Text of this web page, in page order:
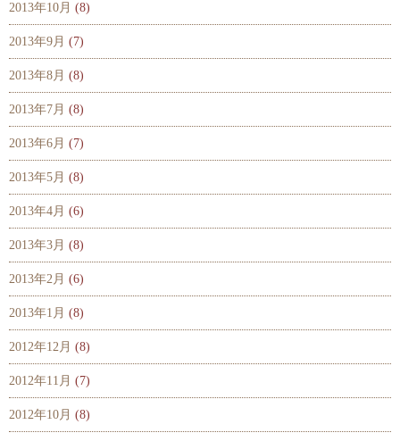
2013年10月 (8)
2013年9月 (7)
2013年8月 (8)
2013年7月 (8)
2013年6月 (7)
2013年5月 (8)
2013年4月 (6)
2013年3月 (8)
2013年2月 (6)
2013年1月 (8)
2012年12月 (8)
2012年11月 (7)
2012年10月 (8)